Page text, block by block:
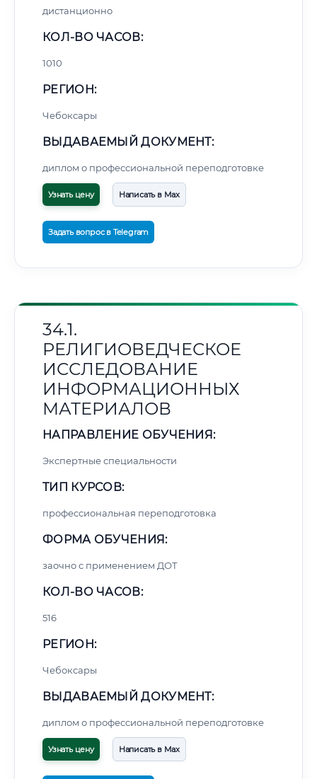
дистанционно
КОЛ-ВО ЧАСОВ:
1010
РЕГИОН:
Чебоксары
ВЫДАВАЕМЫЙ ДОКУМЕНТ:
диплом о профессиональной переподготовке
Узнать цену Написать в Max
Задать вопрос в Telegram
34.1.
РЕЛИГИОВЕДЧЕСКОЕ
ИССЛЕДОВАНИЕ
ИНФОРМАЦИОННЫХ
МАТЕРИАЛОВ
НАПРАВЛЕНИЕ ОБУЧЕНИЯ:
Экспертные специальности
ТИП КУРСОВ:
профессиональная переподготовка
ФОРМА ОБУЧЕНИЯ:
заочно с применением ДОТ
КОЛ-ВО ЧАСОВ:
516
РЕГИОН:
Чебоксары
ВЫДАВАЕМЫЙ ДОКУМЕНТ:
диплом о профессиональной переподготовке
Узнать цену Написать в Max